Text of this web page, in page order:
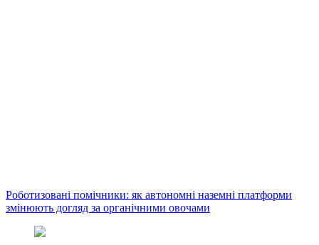
Роботизовані помічники: як автономні наземні платформи
змінюють догляд за органічними овочами